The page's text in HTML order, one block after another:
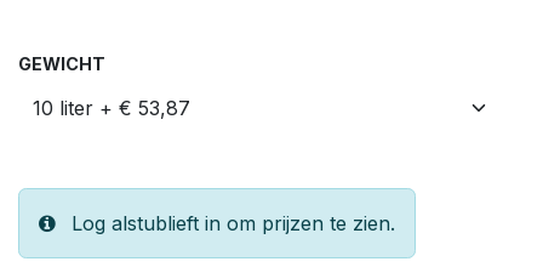
GEWICHT
Log alstublieft in om prijzen te zien.